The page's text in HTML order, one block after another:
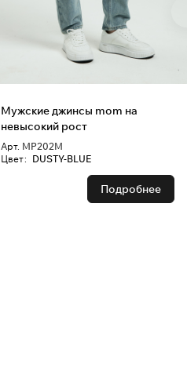
Мужские джинсы mom на
невысокий рост
Арт. MP202M
Цвет: DUSTY-BLUE
Подробнее